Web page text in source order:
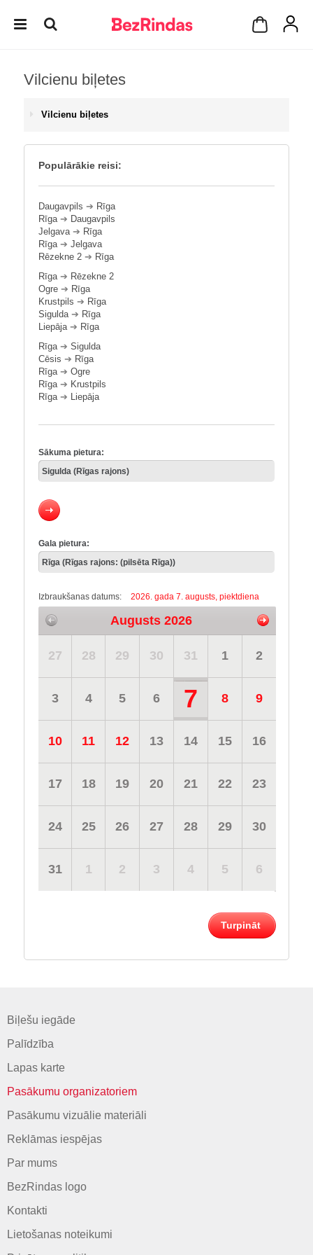
Vilcienu biļetes
Vilcienu biļetes
Populārākie reisi:
Daugavpils ➔ Rīga
Rīga➔ Daugavpils
Jelgava➔ Rīga
Rīga➔ Jelgava
Rēzekne 2 ➔ Rīga
Rīga➔ Rēzekne 2
Ogre ➔ Rīga
Krustpils ➔ Rīga
Sigulda➔ Rīga
Liepāja➔ Rīga
Rīga➔ Sigulda
Cēsis ➔ Rīga
Rīga➔ Ogre
Rīga➔ Krustpils
Rīga➔ Liepāja
Sākuma pietura:
Gala pietura:
Izbraukšanas datums: 2026. gada 7. augusts, piektdiena
Augusts 2026
27 28 29 30 31 1 2
3 4 5 6 7 8 9
10 11 12 13 14 15 16
17 18 19 20 21 22 23
24 25 26 27 28 29 30
31 1 2 3 4 5 6
Turpināt
Biļešu iegāde
Palīdzība
Lapas karte
Pasākumu organizatoriem
Pasākumu vizuālie materiāli
Reklāmas iespējas
Par mums
BezRindas logo
Kontakti
Lietošanas noteikumi